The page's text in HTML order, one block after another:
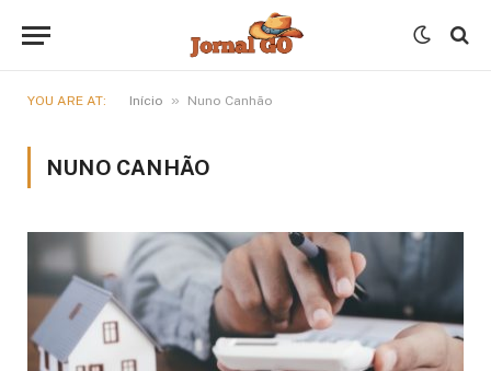
YOU ARE AT: Início » Nuno Canhão
NUNO CANHÃO